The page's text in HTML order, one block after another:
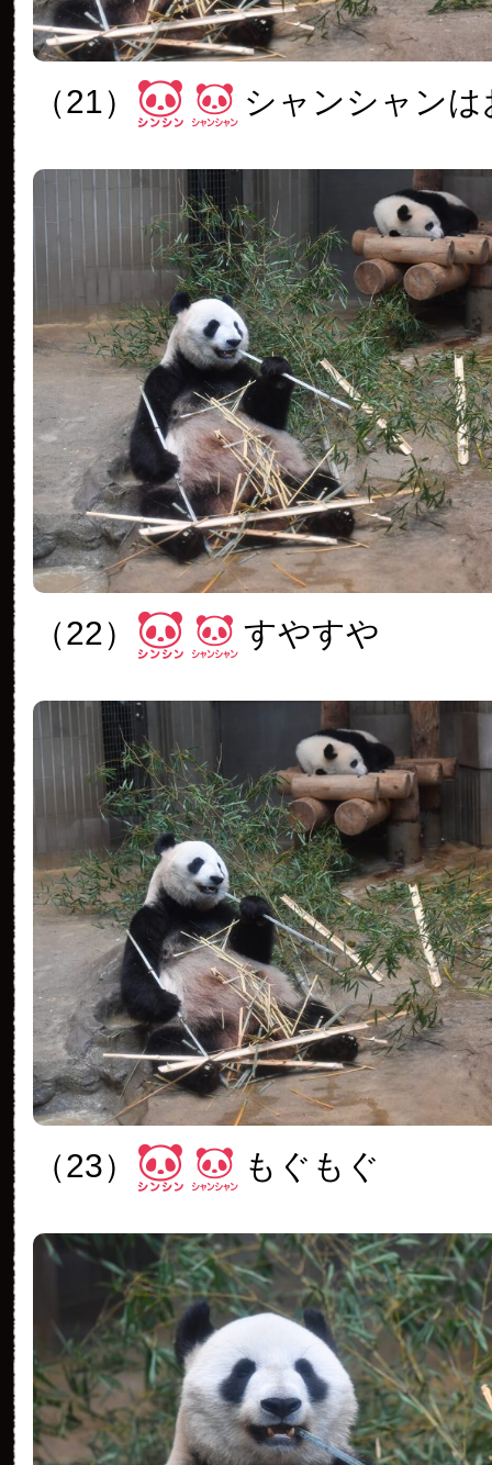
（21） シャンシャン
（22） すやすや
（23） もぐもぐ